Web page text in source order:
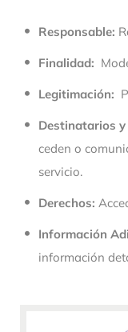
Responsable:
Finalidad:
Legitimación:
Destinatarios
ceden o
servicio.
Derechos:
Información
información